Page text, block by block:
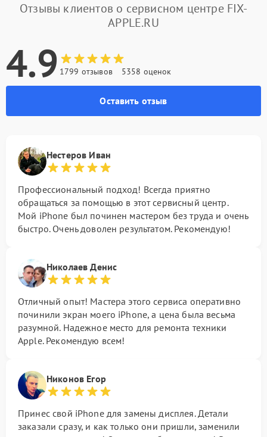
Отзывы клиентов о сервисном центре FIX-
APPLE.RU
4.9 1799 отзывов 5358 оценок
Оставить отзыв
Нестеров Иван
Профессиональный подход! Всегда приятно
обращаться за помощью в этот сервисный центр.
Мой iPhone был починен мастером без труда и очень
быстро. Очень доволен результатом. Рекомендую!
Николаев Денис
Отличный опыт! Мастера этого сервиса оперативно
починили экран моего iPhone, а цена была весьма
разумной. Надежное место для ремонта техники
Apple. Рекомендую всем!
Никонов Егор
Принес свой iPhone для замены дисплея. Детали
заказали сразу, и как только они пришли, заменили